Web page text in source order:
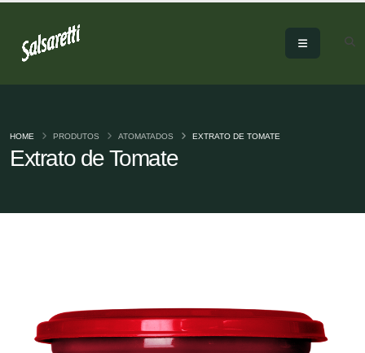
Extrato de Tomate
HOME PRODUTOS ATOMATADOS EXTRATO DE TOMATE